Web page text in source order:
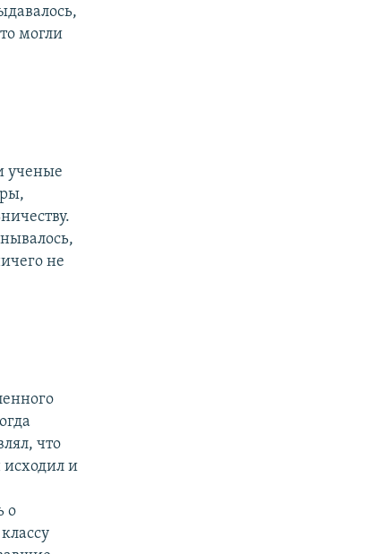
могли
ученые
не
что
и
о